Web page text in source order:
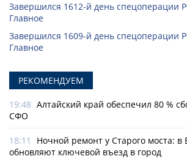
Завершился 1612-й день спецоперации
Главное
Завершился 1609-й день спецоперации
Главное
РЕКОМЕНДУЕМ
19:48 Алтайский край обеспечил 80 %
СФО
18:11
Ночной ремонт у Старого моста: в
обновляют ключевой въезд в город